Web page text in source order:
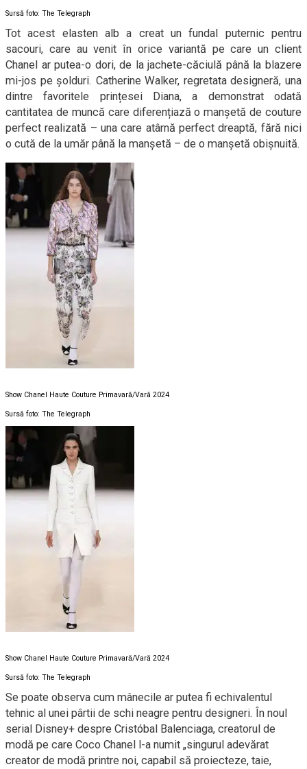
Sursă foto: The Telegraph
Tot acest elasten alb a creat un fundal puternic pentru
sacouri, care au venit în orice variantă pe care un client
Chanel ar putea-o dori, de la jachete-căciulă până la blazere
mi-jos pe șolduri. Catherine Walker, regretata designeră, una
dintre favoritele prințesei Diana, a demonstrat odată
cantitatea de muncă care diferențiază o manșetă de couture
perfect realizată – una care atârnă perfect dreaptă, fără nici
o cută de la umăr până la manșetă – de o manșetă obișnuită.
Show Chanel Haute Couture Primavară/Vară 2024
Sursă foto: The Telegraph
Show Chanel Haute Couture Primavară/Vară 2024
Sursă foto: The Telegraph
Se poate observa cum mânecile ar putea fi echivalentul
tehnic al unei pârtii de schi neagre pentru designeri. În noul
serial Disney+ despre Cristóbal Balenciaga, creatorul de
modă pe care Coco Chanel l-a numit „singurul adevărat
creator de modă printre noi, capabil să proiecteze, taie,